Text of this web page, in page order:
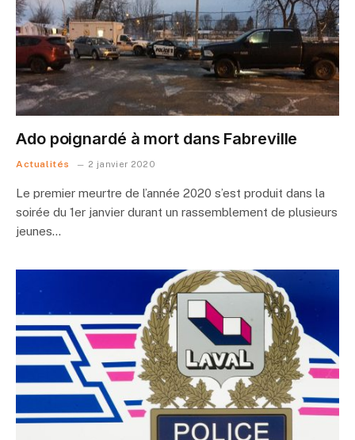
Ado poignardé à mort dans Fabreville
Actualités 2 janvier 2020
Le premier meurtre de l’année 2020 s’est produit dans la
soirée du 1er janvier durant un rassemblement de plusieurs
jeunes…